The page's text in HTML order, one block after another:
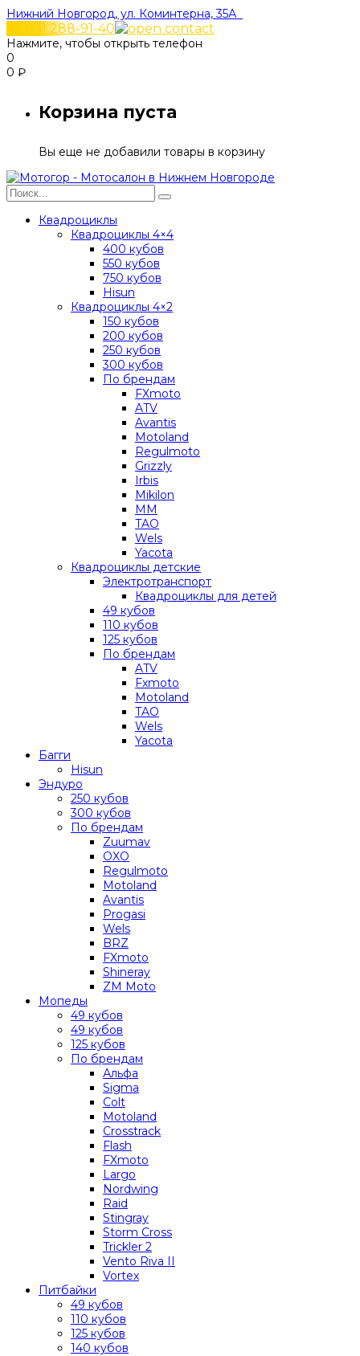
Нижний Новгород, ул. Коминтерна, 35А
+7 831 288-91-40
Нажмите, чтобы открыть телефон
0
0 ₽
Корзина пуста
Вы еще не добавили товары в корзину
Квадроциклы
Квадроциклы 4×4
400 кубов
550 кубов
750 кубов
Hisun
Квадроциклы 4×2
150 кубов
200 кубов
250 кубов
300 кубов
По брендам
FXmoto
ATV
Avantis
Motoland
Regulmoto
Grizzly
Irbis
Mikilon
MM
TAO
Wels
Yacota
Квадроциклы детские
Электротранспорт
Квадроциклы для детей
49 кубов
110 кубов
125 кубов
По брендам
ATV
Fxmoto
Motoland
TAO
Wels
Yacota
Багги
Hisun
Эндуро
250 кубов
300 кубов
По брендам
Zuumav
OXO
Regulmoto
Motoland
Avantis
Progasi
Wels
BRZ
FXmoto
Shineray
ZM Moto
Мопеды
49 кубов
49 кубов
125 кубов
По брендам
Альфа
Sigma
Colt
Motoland
Crosstrack
Flash
FXmoto
Largo
Nordwing
Raid
Stingray
Storm Cross
Trickler 2
Vento Riva II
Vortex
Питбайки
49 кубов
110 кубов
125 кубов
140 кубов